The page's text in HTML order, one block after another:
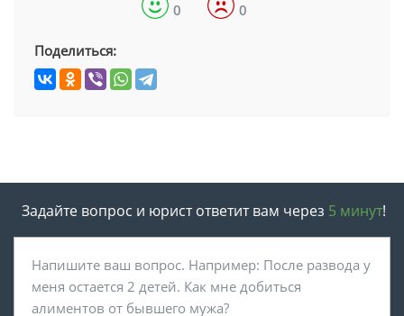
0 0
Поделиться:
Задайте вопрос и юрист ответит вам через 5 минут!